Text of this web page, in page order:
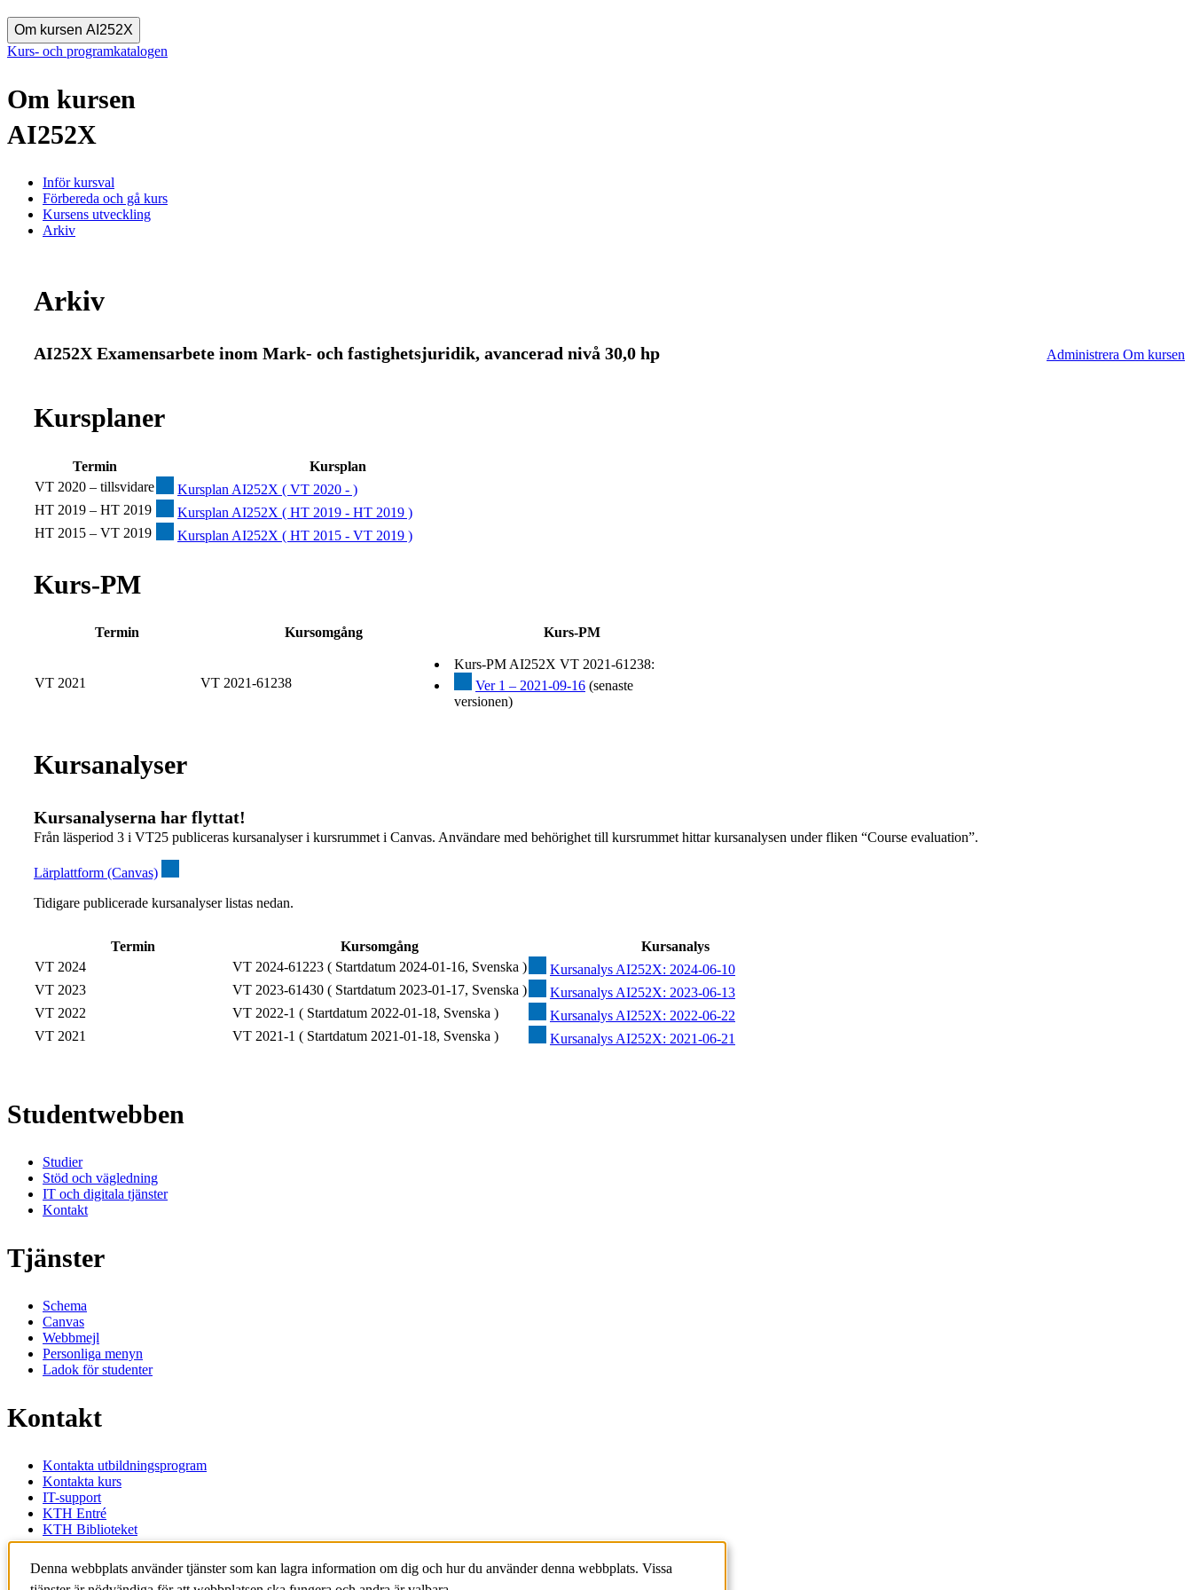
Om kursen AI252X
Kurs- och programkatalogen
Om kursen
AI252X
Inför kursval
Förbereda och gå kurs
Kursens utveckling
Arkiv
Arkiv
AI252X Examensarbete inom Mark- och fastighetsjuridik, avancerad nivå 30,0 hp Administrera Om kursen
Kursplaner
Termin
Kursplan
VT 2020 – tillsvidare
Kursplan AI252X ( VT 2020 - )
HT 2019 – HT 2019
Kursplan AI252X ( HT 2019 - HT 2019 )
HT 2015 – VT 2019
Kursplan AI252X ( HT 2015 - VT 2019 )
Kurs-PM
Termin Kursomgång Kurs-PM
VT 2021 VT 2021-61238
Kurs-PM AI252X VT 2021-61238:
Ver 1 – 2021-09-16 (senaste
versionen)
Kursanalyser
Kursanalyserna har flyttat!
Från läsperiod 3 i VT25 publiceras kursanalyser i kursrummet i Canvas. Användare med behörighet till kursrummet hittar kursanalysen under fliken “Course evaluation”.
Lärplattform (Canvas)
Tidigare publicerade kursanalyser listas nedan.
Termin Kursomgång
Kursanalys
VT 2024
VT 2024-61223 ( Startdatum 2024-01-16, Svenska )
Kursanalys AI252X: 2024-06-10
VT 2023
VT 2023-61430 ( Startdatum 2023-01-17, Svenska )
Kursanalys AI252X: 2023-06-13
VT 2022
VT 2022-1 ( Startdatum 2022-01-18, Svenska )
Kursanalys AI252X: 2022-06-22
VT 2021
VT 2021-1 ( Startdatum 2021-01-18, Svenska ) Kursanalys AI252X: 2021-06-21
Studentwebben
Studier
Stöd och vägledning
IT och digitala tjänster
Kontakt
Tjänster
Schema
Canvas
Webbmejl
Personliga menyn
Ladok för studenter
Kontakt
Kontakta utbildningsprogram
Kontakta kurs
IT-support
KTH Entré
KTH Biblioteket
100 44 Stockholm
Denna webbplats använder tjänster som kan lagra information om dig och hur du använder denna webbplats. Vissa